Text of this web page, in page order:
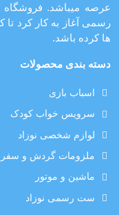
رسمی آغاز به کار کرد تا
ها کرده باشد.
دسته بندی محصولات
اسباب بازی
سرویس خواب کودک
لوازم شخصی نوزاد
ملزومات گردش و سفر
ماشین و موتور
ست رسمی نوزاد